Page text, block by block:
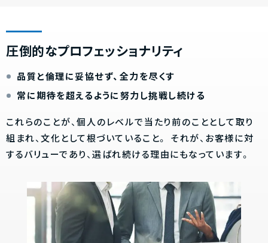
圧倒的なプロフェッショナリティ
品質と倫理に妥協せず、全力を尽くす
常に期待を超えるように努力し挑戦し続ける
これらのことが、個人のレベルで当たり前のこととして取り
組まれ、文化として根づいていること。 それが、お客様に対
するバリューであり、選ばれ続ける理由にもなっています。